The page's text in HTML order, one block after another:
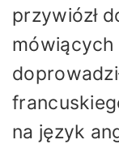
przywiózł
na język